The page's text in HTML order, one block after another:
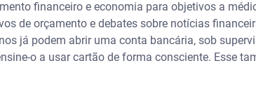
financeiro e economia para objetivos a
de orçamento e debates sobre notícias
já podem abrir uma conta bancária, sob
o a usar cartão de forma consciente. Esse